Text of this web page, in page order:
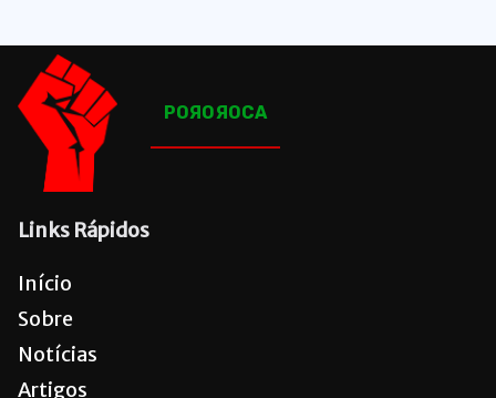
POЯOЯOCA
Links Rápidos
Início
Sobre
Notícias
Artigos